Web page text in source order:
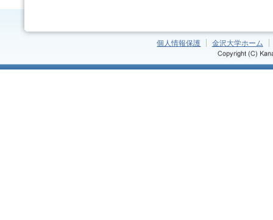
個人情報保護 金沢大学ホーム